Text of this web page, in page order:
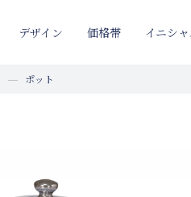
デザイン 価格帯 イニシ
ポット